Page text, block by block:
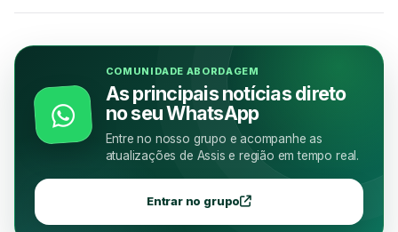
COMUNIDADE ABORDAGEM
As principais notícias direto
no seu WhatsApp
Entre no nosso grupo e acompanhe as
atualizações de Assis e região em tempo real.
Entrar no grupo